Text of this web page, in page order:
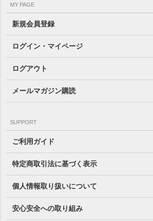
MY PAGE
新規会員登録
ログイン・マイページ
ログアウト
メールマガジン購読
SUPPORT
ご利用ガイド
特定商取引法に基づく表示
個人情報取り扱いについて
安心安全への取り組み